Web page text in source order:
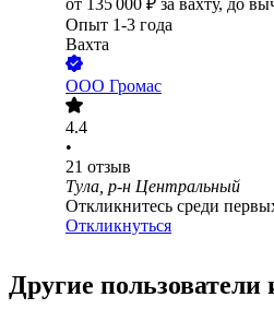
от 135 000 ₽ за вахту, до
Опыт 1-3 года
Вахта
ООО Громас
4.4
•
21 отзыв
Тула, р-н Центральный
Откликнитесь среди
Откликнуться
Другие